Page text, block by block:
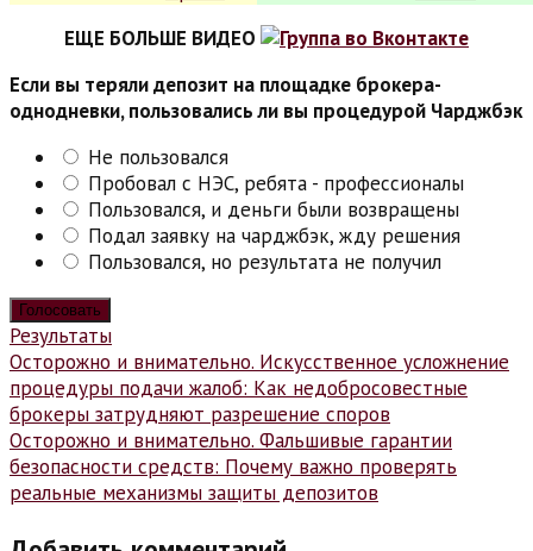
ЕЩЕ БОЛЬШЕ ВИДЕО
Если вы теряли депозит на площадке брокера-
однодневки, пользовались ли вы процедурой Чарджбэк
Не пользовался
Пробовал с НЭС, ребята - профессионалы
Пользовался, и деньги были возвращены
Подал заявку на чарджбэк, жду решения
Пользовался, но результата не получил
Результаты
Навигация
по
записям
Осторожно и внимательно. Искусственное усложнение
процедуры подачи жалоб: Как недобросовестные
брокеры затрудняют разрешение споров
Осторожно и внимательно. Фальшивые гарантии
безопасности средств: Почему важно проверять
реальные механизмы защиты депозитов